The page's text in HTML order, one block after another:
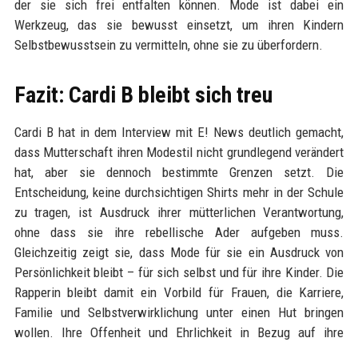
der sie sich frei entfalten können. Mode ist dabei ein
Werkzeug, das sie bewusst einsetzt, um ihren Kindern
Selbstbewusstsein zu vermitteln, ohne sie zu überfordern.
Fazit: Cardi B bleibt sich treu
Cardi B hat in dem Interview mit E! News deutlich gemacht,
dass Mutterschaft ihren Modestil nicht grundlegend verändert
hat, aber sie dennoch bestimmte Grenzen setzt. Die
Entscheidung, keine durchsichtigen Shirts mehr in der Schule
zu tragen, ist Ausdruck ihrer mütterlichen Verantwortung,
ohne dass sie ihre rebellische Ader aufgeben muss.
Gleichzeitig zeigt sie, dass Mode für sie ein Ausdruck von
Persönlichkeit bleibt – für sich selbst und für ihre Kinder. Die
Rapperin bleibt damit ein Vorbild für Frauen, die Karriere,
Familie und Selbstverwirklichung unter einen Hut bringen
wollen. Ihre Offenheit und Ehrlichkeit in Bezug auf ihre